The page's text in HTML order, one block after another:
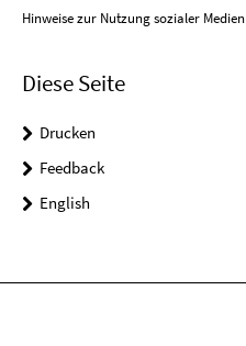
Hinweise zur Nutzung sozialer Medien
Diese Seite
Drucken
Feedback
English